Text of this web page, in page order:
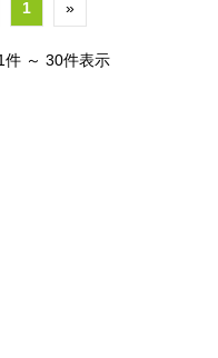
1 »
件 ～ 30件表示